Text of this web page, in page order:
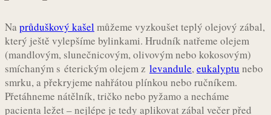
Naprůduškový kašel můžeme vyzkoušet teplý olejový zábal,
který ještě vylepšíme bylinkami. Hrudník natřeme olejem
(mandlovým, slunečnicovým, olivovým nebo kokosovým)
smíchaným s éterickým olejem z levandule,eukalyptu nebo
smrku, a překryjeme nahřátou plínkou nebo ručníkem.
Přetáhneme nátělník, tričko nebo pyžamo a necháme
pacienta ležet – nejlépe je tedy aplikovat zábal večer před